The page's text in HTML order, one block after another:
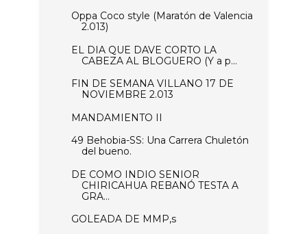
Oppa Coco style (Maratón de Valencia
2.013)
EL DIA QUE DAVE CORTO LA
CABEZA AL BLOGUERO (Y a p...
FIN DE SEMANA VILLANO 17 DE
NOVIEMBRE 2.013
MANDAMIENTO II
49 Behobia-SS: Una Carrera Chuletón
del bueno.
DE COMO INDIO SENIOR
CHIRICAHUA REBANÓ TESTA A
GRA...
GOLEADA DE MMP,s